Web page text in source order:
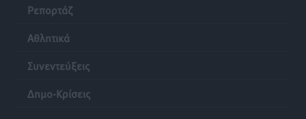
Ρεπορτάζ
Αθλητικά
Συνεντεύξεις
Δημο-Κρίσεις